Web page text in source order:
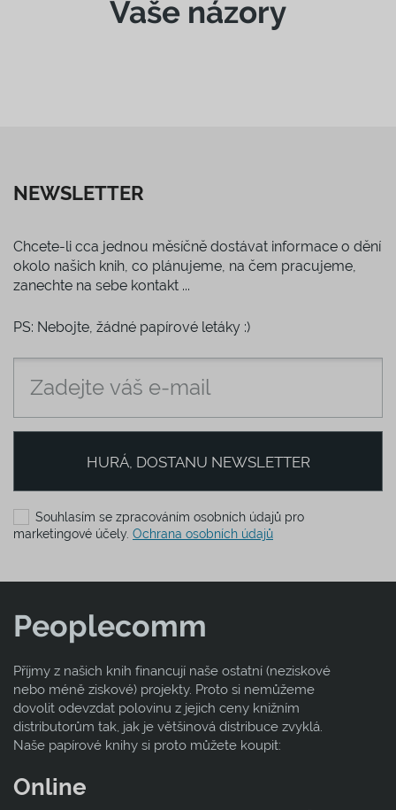
Vaše názory
NEWSLETTER
Chcete-li cca jednou měsíčně dostávat informace o dění
okolo našich knih, co plánujeme, na čem pracujeme,
zanechte na sebe kontakt ...
PS: Nebojte, žádné papírové letáky :)
HURÁ, DOSTANU NEWSLETTER
Souhlasím se zpracováním osobních údajů pro
marketingové účely. Ochrana osobních údajů
Peoplecomm
Příjmy z našich knih financují naše ostatní (neziskové
nebo méně ziskové) projekty. Proto si nemůžeme
dovolit odevzdat polovinu z jejich ceny knižním
distributorům tak, jak je většinová distribuce zvyklá.
Naše papírové knihy si proto můžete koupit:
Online